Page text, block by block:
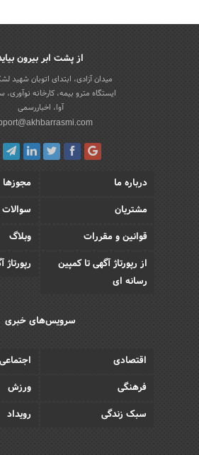
از پشت ابر بیرون
میدان آزادی، ابتدای اتوبان شهید
ایستگاه مترو بیمه، کارخانه
آوا، اخباررسمی
درباره ما
مجوزها
مشتریان
قوانین و مقررات
وبلاگ
از رپورتاژ آگهی تا کمپین
رسانه ای
رپورتاژ
سرویس‌های خبری
اقتصادی
اجتماعی
فرهنگی
ورزش
سبک زندگی
رویداد